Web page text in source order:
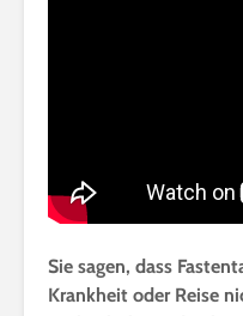
Sie sagen, dass
Krankheit oder Reise